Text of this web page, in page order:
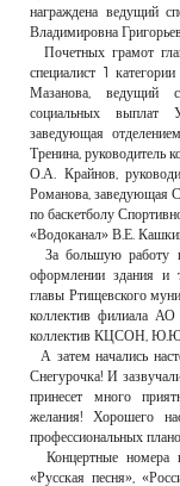
награждена ведущий
Владимировна
Почетных грамот
специалист 1
Мазанова, ведущий
социальных выплат
заведующая
Тренина, руководитель
О.А. Крайнов,
Романова, заведующая
по баскетболу
«Водоканал» В.Е.
За большую работу
оформлении здания и
главы Ртищевского
коллектив филиала АО
коллектив КЦСОН, Ю.Ю.
А затем начались
Снегурочка! И
принесет много
желания! Хорошего
профессиональных
Концертные номера в
«Русская песня»,